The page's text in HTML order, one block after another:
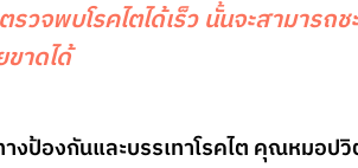
วจพบโรคไตได้เร็ว นั้นจะสามารถ
ขาดได้
งป้องกันและบรรเทาโรคไต คุณหมอ